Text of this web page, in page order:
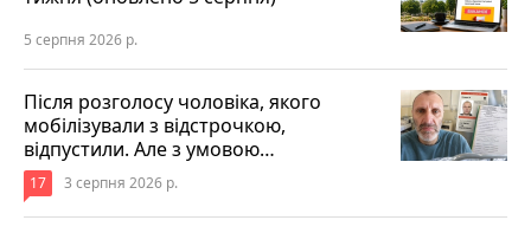
5 серпня 2026 р.
Після розголосу чоловіка, якого
мобілізували з відстрочкою,
відпустили. Але з умовою…
17 3 серпня 2026 р.